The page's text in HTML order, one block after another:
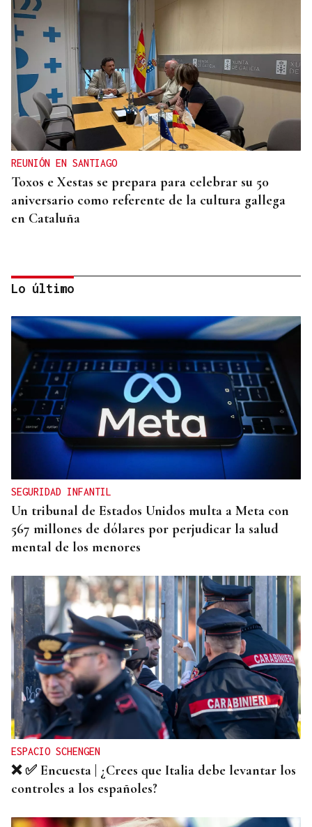
REUNIÓN EN SANTIAGO
Toxos e Xestas se prepara para celebrar su 50
aniversario como referente de la cultura gallega
en Cataluña
DEPORTE EN LA DIÁSPORA
La Xunta ratifica su apoyo al Galicia Esporte
Clube de Salvador de Bahía
Lo último
SEGURIDAD INFANTIL
Un tribunal de Estados Unidos multa a Meta con
567 millones de dólares por perjudicar la salud
mental de los menores
ESPACIO SCHENGEN
❌ ✅ Encuesta | ¿Crees que Italia debe levantar los
controles a los españoles?